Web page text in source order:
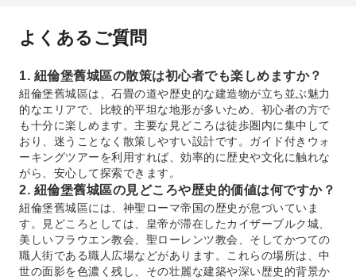
よくあるご質問
1. 紐倫堡舊城區の散策は初心者でも楽しめますか？
紐倫堡舊城區は、石畳の道や歴史的な建造物が立ち並ぶ魅力
的なエリアで、比較的平坦な地形が多いため、初心者の方で
も十分に楽しめます。主要な見どころは徒歩圏内に集中して
おり、迷うことなく散策しやすい設計です。ガイド付きウォ
ーキングツアーを利用すれば、効率的に歴史や文化に触れな
がら、安心して探索できます。
2. 紐倫堡舊城區の見どころや歴史的価値は何ですか？
紐倫堡舊城區には、神聖ローマ帝国の歴史が息づいていま
す。見どころとしては、皇帝が滞在したカイザーブルク城、
美しいフラウエン教会、聖ローレンツ教会、そしてかつての
職人街である職人広場などがあります。これらの場所は、中
世の面影を色濃く残し、その壮麗な建築や深い歴史的背景か